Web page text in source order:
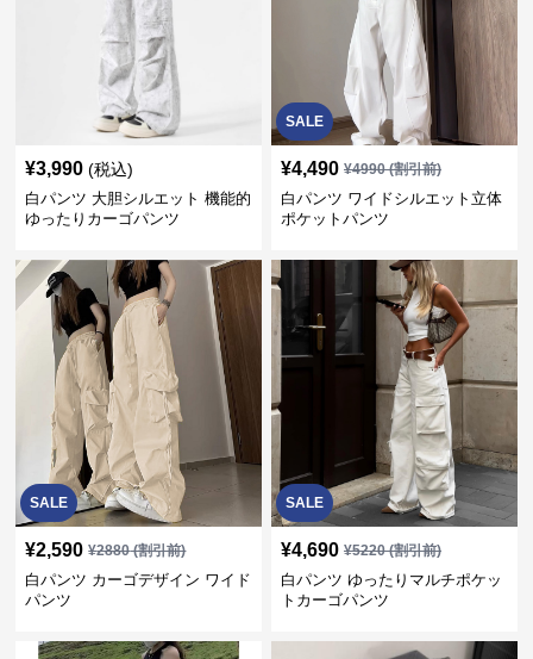
¥3,990 (税込)
白パンツ 大胆シルエット 機能的
ゆったりカーゴパンツ
SALE
¥4,490 ¥4990(割引前)
白パンツ ワイドシルエット立体
ポケットパンツ
SALE
¥2,590 ¥2880(割引前)
白パンツ カーゴデザイン ワイド
パンツ
SALE
¥4,690 ¥5220(割引前)
白パンツ ゆったりマルチポケッ
トカーゴパンツ